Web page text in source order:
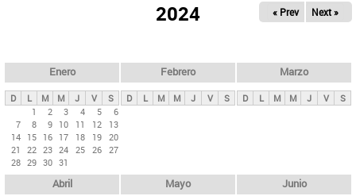
ds
p
n
2024 « Prev Next »
Enero
D L M M J V
S
1
2 3 4 5
6
7
8 9 10 11 12
13
14 15 16 17 18 19 20
21
22 23 24 25 26 27
28 29 30 31
Febrero
D L M M J V S
Marzo
D L M M J V S
Abril Mayo Junio